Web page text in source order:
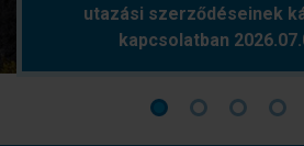
utazási szerződéseinek
kapcsolatban